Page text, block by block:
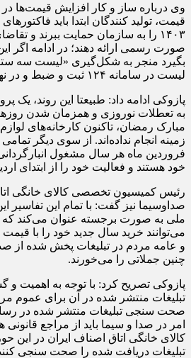
وی درباره ساز و کار افزایش قیمت‌ها
قیمت، تولید کنندگان ابتدا باید
۱۴۰۳ را به سازمان حمایت ببرند و
صورت رسمی ارائه دهند؛ در ادامه اگر این
بگیرد منجر به شکل‌گیری «لیست سه
لیست در سامانه ۱۲۴ ثبت و ضبط و در نهایت ابلاغ می‌شود.
پازوکی ادامه داد: طبیعتا این روند، یک
به تعطلات نوروزی و همزمان شدن
مبارک رمضان، تاکنون کارخانه‌های
زمینه انجام نداده‌اند. از سوی دیگر
فروردین ماه هر سال مشغول
خود هستند و فعالیت خود را از ابتدای
رئیس کمیسیون تخصصی کالای خانگی اتاق
صداوسیما نیز گفت: با تمام این تفاسیر
ملی به صورت برجسته عنوان می‌کند که
می‌توانند خرید سال جدید خود را با
و عامه مردم در تبلیغات پخش شده از
چنین جملاتی را می‌خورند.
پازوکی تصریح کرد: با توجه به اهمیت و
تبلیغات منتشر شده در آن برای عموم
صحت سنجی تبلیغات منتشر شده در
امر در صدا و سیما باید از مراجع
کالای خانگی اتاق اصناف ایران در این
تبلیغات دریافت شده را صحت سنجی